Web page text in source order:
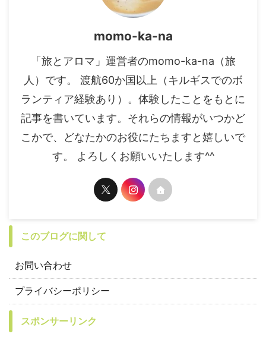
momo-ka-na
「旅とアロマ」運営者のmomo-ka-na（旅
人）です。 渡航60か国以上（キルギスでのボ
ランティア経験あり）。体験したことをもとに
記事を書いています。それらの情報がいつかど
こかで、どなたかのお役にたちますと嬉しいで
す。 よろしくお願いいたします^^
このブログに関して
お問い合わせ
プライバシーポリシー
スポンサーリンク